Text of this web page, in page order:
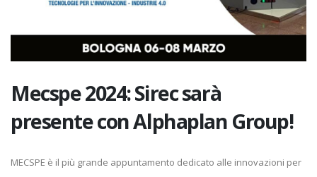
Mecspe 2024: Sirec sarà
presente con Alphaplan Group!
MECSPE è il più grande appuntamento dedicato alle innovazioni per